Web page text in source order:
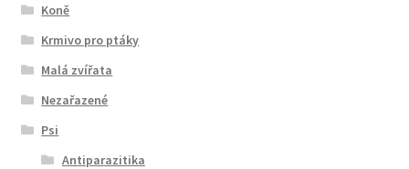
Koně
Krmivo pro ptáky
Malá zvířata
Nezařazené
Psi
Antiparazitika